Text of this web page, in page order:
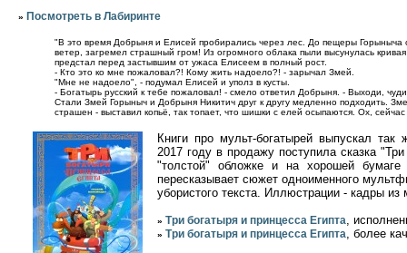
» Посмотреть в Лабиринте
"В это время Добрыня и Елисей пробирались через лес. До пещеры Горыныча
ветер, загремел страшный гром! Из огромного облака пыли высунулась
предстал перед застывшим от ужаса Елисеем в полный рост.
- Кто это ко мне пожаловал?! Кому жить надоело?! - зарычал Змей.
"Мне не надоело", - подумал Елисей и уполз в кусты.
- Богатырь русский к тебе пожаловал! - смело ответил Добрыня. - Выходи,
Стали Змей Горыныч и Добрыня Никитич друг к другу медленно подходить.
страшен - выставил копьё, так топает, что шишки с елей осыпаются. Ох,
Книги про мульт-богатырей выпускал
2017 году в продажу поступила сказка
"толстой" обложке и на хорошей
пересказывает сюжет одноименного
убористого текста. Иллюстрации - кадры
» Три богатыря и принцесса Египта,
» Три богатыря и принцесса Египта, более